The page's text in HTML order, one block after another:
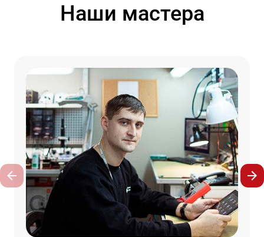
Наши мастера